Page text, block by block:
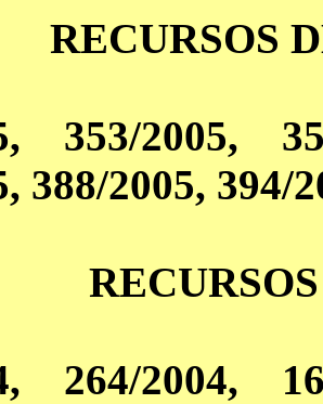
RECURSOS
353/2005,
388/2005, 394/
264/2004,